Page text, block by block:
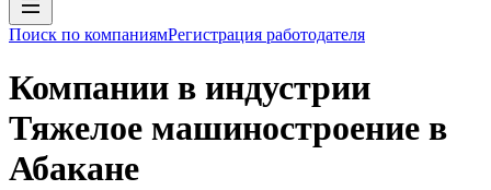
Поиск по компаниямРегистрация работодателя
Компании в индустрии
Тяжелое машиностроение в
Абакане